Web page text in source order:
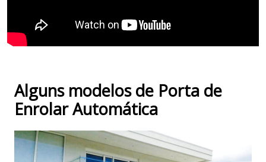
Alguns modelos de Porta de
Enrolar Automática